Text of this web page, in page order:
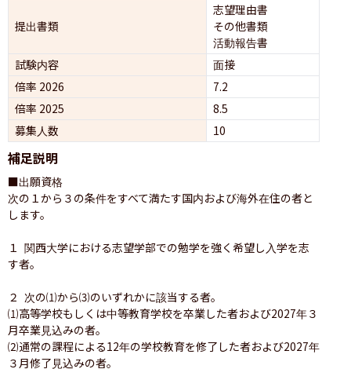
提出書類
志望理由書
その他書類
活動報告書
試験内容
面接
倍率 2026
7.2
倍率 2025
8.5
募集人数
10
補足説明
■出願資格
次の１から３の条件をすべて満たす国内および海外在住の者と
します。
１ 関西大学における志望学部での勉学を強く希望し入学を志
す者。
２ 次の⑴から⑶のいずれかに該当する者。
⑴高等学校もしくは中等教育学校を卒業した者および2027年３
月卒業見込みの者。
⑵通常の課程による12年の学校教育を修了した者および2027年
３月修了見込みの者。